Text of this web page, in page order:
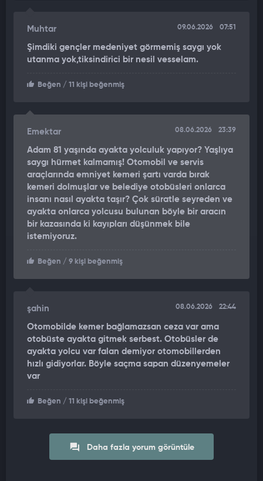
soruşturma başlattı.
Muhtar 09.06.2026 07:51
Şimdiki gençler medeniyet görmemiş saygı yok
utanma yok,tiksindirici bir nesil vesselam.
Beğen / 11 kişi beğenmiş
Emektar 08.06.2026 23:39
Adam 81 yaşında ayakta yolculuk yapıyor? Yaşlıya
saygı hürmet kalmamış! Otomobil ve servis
araçlarında emniyet kemeri şartı varda bırak
kemeri dolmuşlar ve belediye otobüsleri onlarca
insanı nasıl ayakta taşır? Çok süratle seyreden ve
ayakta onlarca yolcusu bulunan böyle bir aracın
bir kazasında ki kayıpları düşünmek bile
istemiyoruz.
Beğen / 9 kişi beğenmiş
şahin 08.06.2026 22:44
Otomobilde kemer bağlamazsan ceza var ama
otobüste ayakta gitmek serbest. Otobüsler de
ayakta yolcu var falan demiyor otomobillerden
hızlı gidiyorlar. Böyle saçma sapan düzenyemeler
var
Beğen / 11 kişi beğenmiş
Daha fazla yorum görüntüle